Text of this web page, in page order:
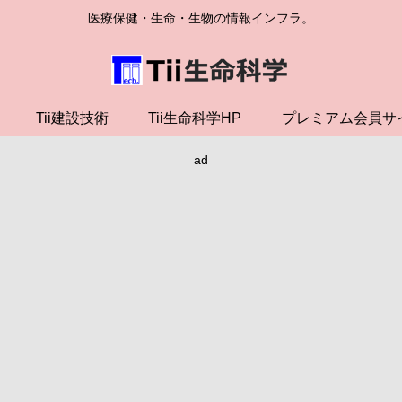
医療保健・生命・生物の情報インフラ。
Tii建設技術 Tii生命科学HP プレミアム会員サ
ad